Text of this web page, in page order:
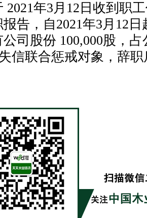
2021年3月12日收到职
告，自2021年3月12
司股份 100,000股，
信联合惩戒对象，辞